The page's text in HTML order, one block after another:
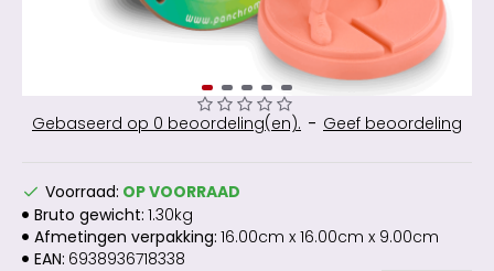
Gebaseerd op 0 beoordeling(en). - Geef beoordeling
Voorraad: OP VOORRAAD
Bruto gewicht: 1.30kg
Afmetingen verpakking: 16.00cm x 16.00cm x 9.00cm
EAN: 6938936718338